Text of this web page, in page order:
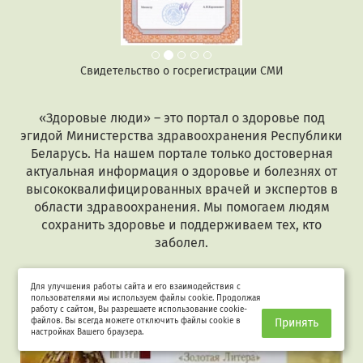
Свидетельство о госрегистрации СМИ
«Здоровые люди» – это портал о здоровье под
эгидой Министерства здравоохранения Республики
Беларусь. На нашем портале только достоверная
актуальная информация о здоровье и болезнях от
высококвалифицированных врачей и экспертов в
области здравоохранения. Мы помогаем людям
сохранить здоровье и поддерживаем тех, кто
заболел.
Для улучшения работы сайта и его взаимодействия с
пользователями мы используем файлы cookie. Продолжая
работу с сайтом, Вы разрешаете использование cookie-
файлов. Вы всегда можете отключить файлы cookie в
настройках Вашего браузера.
Принять